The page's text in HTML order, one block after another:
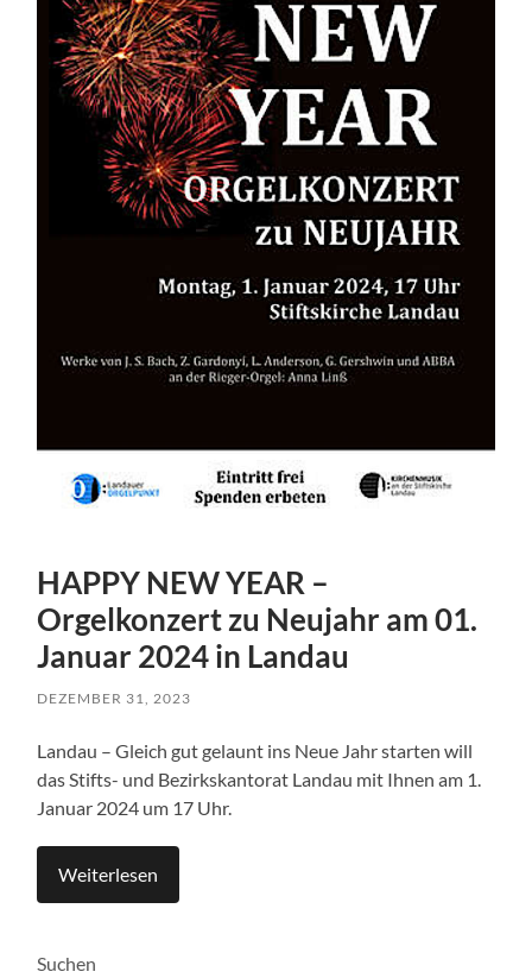
HAPPY NEW YEAR –
Orgelkonzert zu Neujahr am 01.
Januar 2024 in Landau
DEZEMBER 31, 2023
Landau – Gleich gut gelaunt ins Neue Jahr starten will
das Stifts- und Bezirkskantorat Landau mit Ihnen am 1.
Januar 2024 um 17 Uhr.
Weiterlesen
Suchen